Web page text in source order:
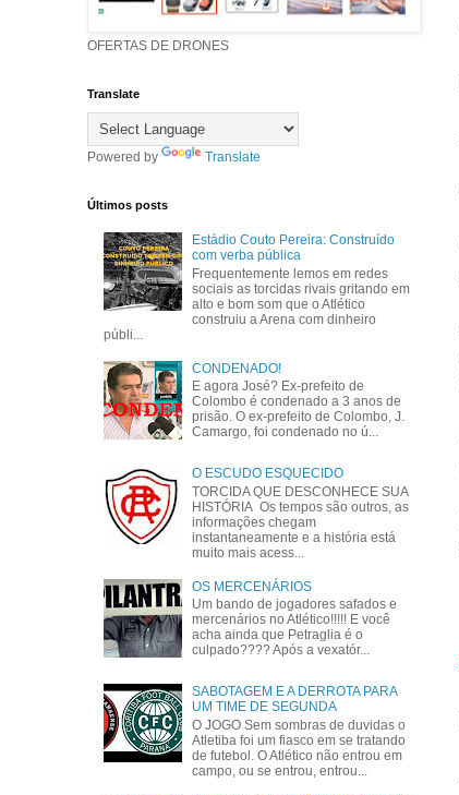
OFERTAS DE DRONES
Translate
Powered by Translate
Últimos posts
Estádio Couto Pereira: Construído
com verba pública
Frequentemente lemos em redes
sociais as torcidas rivais gritando em
alto e bom som que o Atlético
construiu a Arena com dinheiro
públi...
CONDENADO!
E agora José? Ex-prefeito de
Colombo é condenado a 3 anos de
prisão. O ex-prefeito de Colombo, J.
Camargo, foi condenado no ú...
O ESCUDO ESQUECIDO
TORCIDA QUE DESCONHECE SUA
HISTÓRIA Os tempos são outros, as
informações chegam
instantaneamente e a história está
muito mais acess...
OS MERCENÁRIOS
Um bando de jogadores safados e
mercenários no Atlético!!!!! E você
acha ainda que Petraglia é o
culpado???? Após a vexatór...
SABOTAGEM E A DERROTA PARA
UM TIME DE SEGUNDA
O JOGO Sem sombras de duvidas o
Atletiba foi um fiasco em se tratando
de futebol. O Atlético não entrou em
campo, ou se entrou, entrou...